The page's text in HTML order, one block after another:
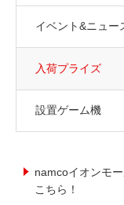
イベント&ニュー
入荷プライズ
設置ゲーム機
namcoイオンモ
こちら！